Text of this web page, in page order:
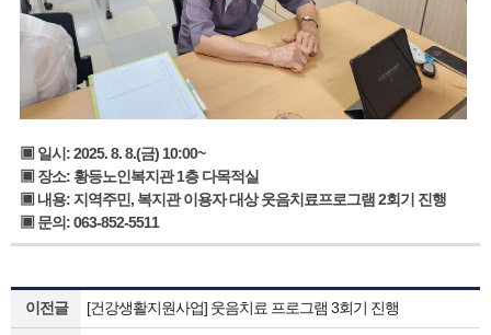
▣ 일시: 2025. 8. 8.(금) 10:00~
▣ 장소: 황등노인복지관 1층 다목적실
▣ 내용: 지역주민, 복지관 이용자 대상 웃음치료프로그램 2회기 진행
▣ 문의: 063-852-5511
이전글 [건강생활지원사업] 웃음치료 프로그램 3회기 진행